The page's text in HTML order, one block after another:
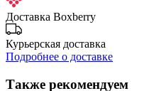
Доставка Boxberry
Курьерская доставка
Подробнее о доставке
Также рекомендуем